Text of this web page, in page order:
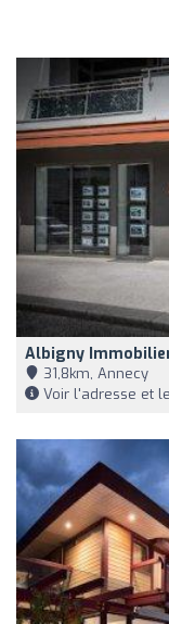
Albigny
31,8km, Annecy
Voir l'adresse et